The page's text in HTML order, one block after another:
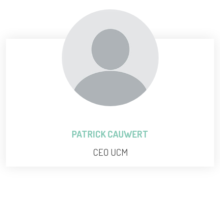
PATRICK CAUWERT
CEO UCM